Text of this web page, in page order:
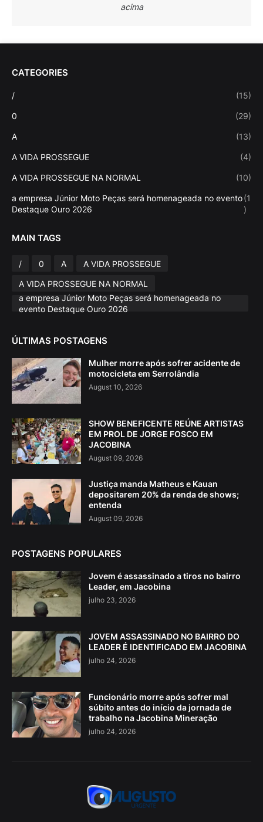
acima
CATEGORIES
/ (15)
0 (29)
A (13)
A VIDA PROSSEGUE (4)
A VIDA PROSSEGUE NA NORMAL (10)
a empresa Júnior Moto Peças será homenageada no evento
Destaque Ouro 2026
(1
)
MAIN TAGS
/ 0 A
A VIDA PROSSEGUE
A VIDA PROSSEGUE NA NORMAL
a empresa Júnior Moto Peças será homenageada no
evento Destaque Ouro 2026
ÚLTIMAS POSTAGENS
Mulher morre após sofrer acidente de
motocicleta em Serrolândia
August 10, 2026
SHOW BENEFICENTE REÚNE ARTISTAS
EM PROL DE JORGE FOSCO EM
JACOBINA
August 09, 2026
Justiça manda Matheus e Kauan
depositarem 20% da renda de shows;
entenda
August 09, 2026
POSTAGENS POPULARES
Jovem é assassinado a tiros no bairro
Leader, em Jacobina
julho 23, 2026
JOVEM ASSASSINADO NO BAIRRO DO
LEADER É IDENTIFICADO EM JACOBINA
julho 24, 2026
Funcionário morre após sofrer mal
súbito antes do início da jornada de
trabalho na Jacobina Mineração
julho 24, 2026